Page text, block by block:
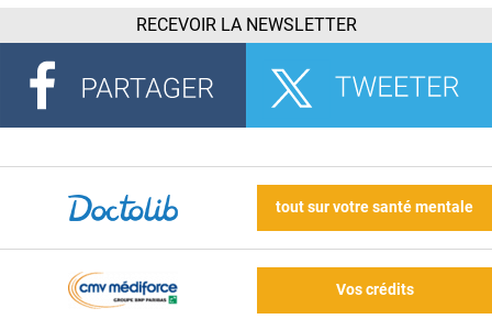
RECEVOIR LA NEWSLETTER
tout sur votre santé mentale
Vos crédits